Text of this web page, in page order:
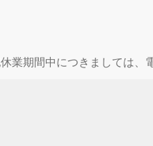
業期間中につきましては